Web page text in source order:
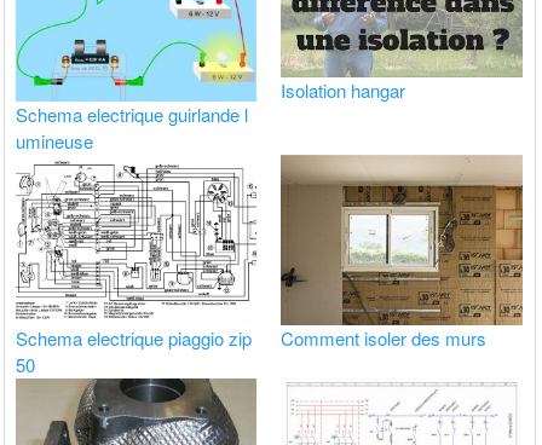
Schema electrique guirlande l
umineuse
Isolation hangar
Schema electrique piaggio zip
50
Comment isoler des murs